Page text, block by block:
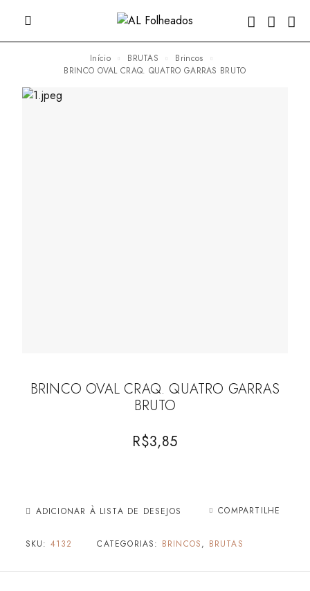
Início BRUTAS
Brincos
BRINCO OVAL CRAQ. QUATRO GARRAS BRUTO
BRINCO OVAL CRAQ. QUATRO GARRAS
BRUTO
R$3,85
ADICIONAR À LISTA DE DESEJOS COMPARTILHE
SKU: 4132 CATEGORIAS: BRINCOS, BRUTAS